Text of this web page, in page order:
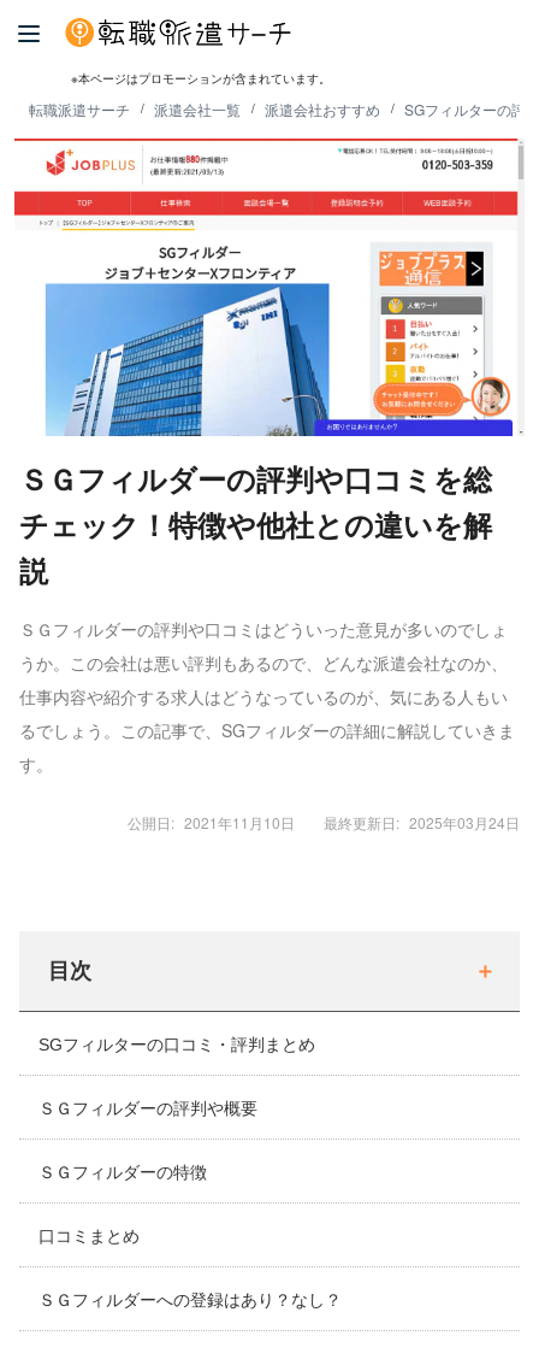
※本ページはプロモーションが含まれています。
転職派遣サーチ 派遣会社一覧 派遣会社おすすめ SGフィルターの評
ＳＧフィルダーの評判や口コミを総
チェック！特徴や他社との違いを解
説
ＳＧフィルダーの評判や口コミはどういった意見が多いのでしょ
うか。この会社は悪い評判もあるので、どんな派遣会社なのか、
仕事内容や紹介する求人はどうなっているのが、気にある人もい
るでしょう。この記事で、SGフィルダーの詳細に解説していきま
す。
公開日: 2021年11月10日 最終更新日: 2025年03月24日
目次
SGフィルターの口コミ・評判まとめ
ＳＧフィルダーの評判や概要
ＳＧフィルダーの特徴
口コミまとめ
ＳＧフィルダーへの登録はあり？なし？